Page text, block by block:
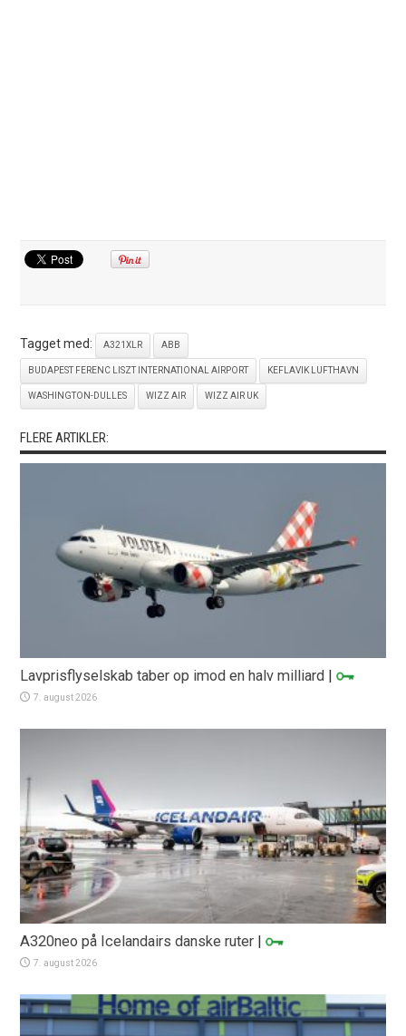
Tagget med: A321XLR ABB
BUDAPEST FERENC LISZT INTERNATIONAL AIRPORT KEFLAVIK LUFTHAVN
WASHINGTON-DULLES WIZZ AIR WIZZ AIR UK
FLERE ARTIKLER:
Lavprisflyselskab taber op imod en halv milliard |
7. august 2026
A320neo på Icelandairs danske ruter |
7. august 2026